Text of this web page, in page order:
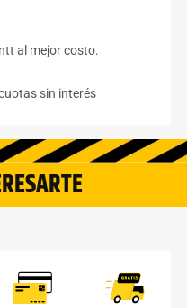
al mejor costo.
sin interés